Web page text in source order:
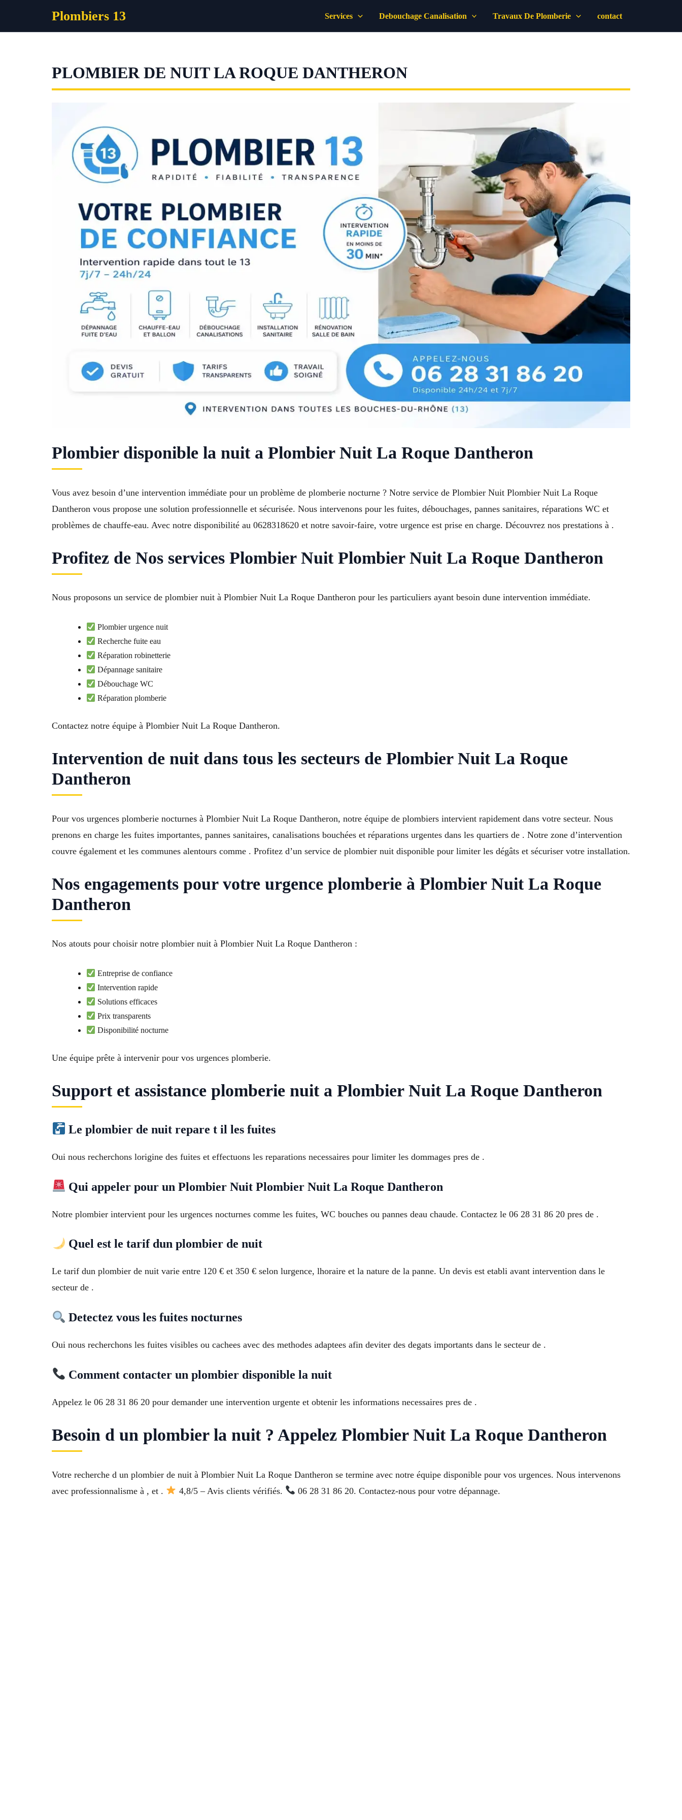
contenu
Plombiers 13 Services Debouchage Canalisation Travaux De Plomberie contact
PLOMBIER DE NUIT LA ROQUE DANTHERON
Plombier disponible la nuit a Plombier Nuit La Roque Dantheron
Vous avez besoin d’une intervention immédiate pour un problème de plomberie nocturne ? Notre service de Plombier Nuit Plombier Nuit La Roque
Dantheron vous propose une solution professionnelle et sécurisée. Nous intervenons pour les fuites, débouchages, pannes sanitaires, réparations WC et
problèmes de chauffe-eau. Avec notre disponibilité au 0628318620 et notre savoir-faire, votre urgence est prise en charge. Découvrez nos prestations à .
Profitez de Nos services Plombier Nuit Plombier Nuit La Roque Dantheron
Nous proposons un service de plombier nuit à Plombier Nuit La Roque Dantheron pour les particuliers ayant besoin dune intervention immédiate.
Plombier urgence nuit
Recherche fuite eau
Réparation robinetterie
Dépannage sanitaire
Débouchage WC
Réparation plomberie
Contactez notre équipe à Plombier Nuit La Roque Dantheron.
Intervention de nuit dans tous les secteurs de Plombier Nuit La Roque
Dantheron
Pour vos urgences plomberie nocturnes à Plombier Nuit La Roque Dantheron, notre équipe de plombiers intervient rapidement dans votre secteur. Nous
prenons en charge les fuites importantes, pannes sanitaires, canalisations bouchées et réparations urgentes dans les quartiers de . Notre zone d’intervention
couvre également et les communes alentours comme . Profitez d’un service de plombier nuit disponible pour limiter les dégâts et sécuriser votre installation.
Nos engagements pour votre urgence plomberie à Plombier Nuit La Roque
Dantheron
Nos atouts pour choisir notre plombier nuit à Plombier Nuit La Roque Dantheron :
Entreprise de confiance
Intervention rapide
Solutions efficaces
Prix transparents
Disponibilité nocturne
Une équipe prête à intervenir pour vos urgences plomberie.
Support et assistance plomberie nuit a Plombier Nuit La Roque Dantheron
Le plombier de nuit repare t il les fuites
Oui nous recherchons lorigine des fuites et effectuons les reparations necessaires pour limiter les dommages pres de .
Qui appeler pour un Plombier Nuit Plombier Nuit La Roque Dantheron
Notre plombier intervient pour les urgences nocturnes comme les fuites, WC bouches ou pannes deau chaude. Contactez le 06 28 31 86 20 pres de .
Quel est le tarif dun plombier de nuit
Le tarif dun plombier de nuit varie entre 120 € et 350 € selon lurgence, lhoraire et la nature de la panne. Un devis est etabli avant intervention dans le
secteur de .
Detectez vous les fuites nocturnes
Oui nous recherchons les fuites visibles ou cachees avec des methodes adaptees afin deviter des degats importants dans le secteur de .
Comment contacter un plombier disponible la nuit
Appelez le 06 28 31 86 20 pour demander une intervention urgente et obtenir les informations necessaires pres de .
Besoin d un plombier la nuit ? Appelez Plombier Nuit La Roque Dantheron
Votre recherche d un plombier de nuit à Plombier Nuit La Roque Dantheron se termine avec notre équipe disponible pour vos urgences. Nous intervenons
avec professionnalisme à , et .
4,8/5 – Avis clients vérifiés. 06 28 31 86 20. Contactez-nous pour votre dépannage.